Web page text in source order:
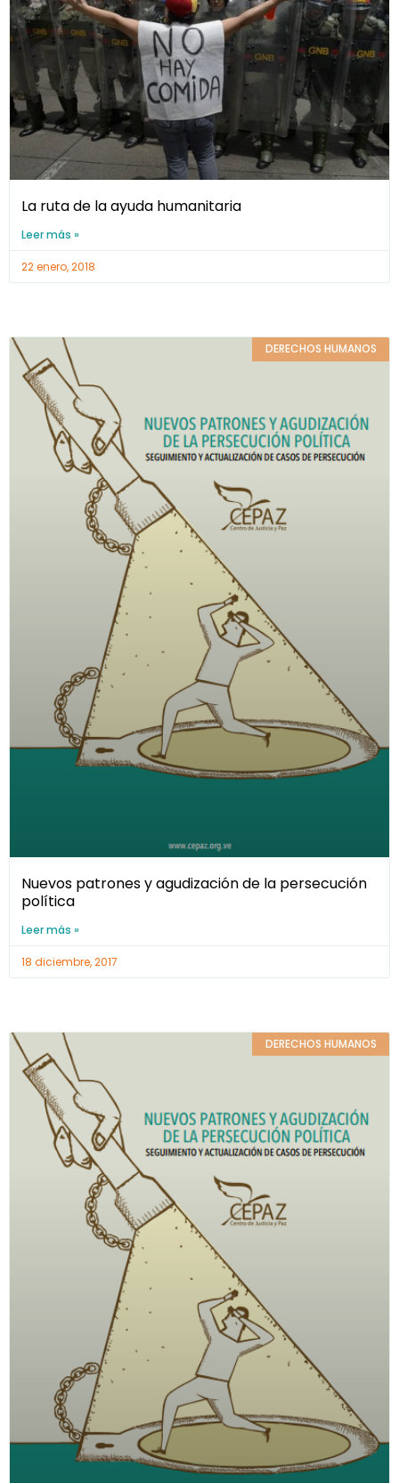
La ruta de la ayuda humanitaria
Leer más »
22 enero, 2018
DERECHOS HUMANOS
Nuevos patrones y agudización de la persecución
política
Leer más »
18 diciembre, 2017
DERECHOS HUMANOS